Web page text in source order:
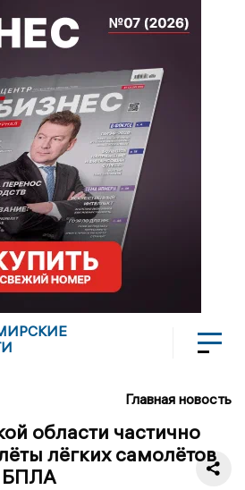
Главная новость
области частично
лёгких самолётов
БПЛА